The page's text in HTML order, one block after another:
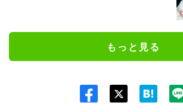
もっと見る